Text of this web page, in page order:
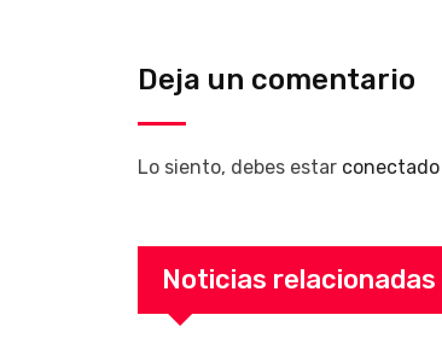
Deja un comentario
Lo siento, debes estar conectado
Noticias relacionadas